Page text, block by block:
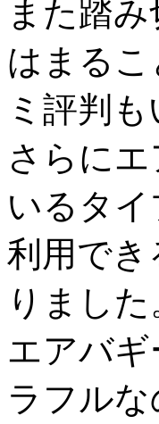
また踏
はまる
ミ評判
さらに
いるタ
利用で
りました
エアバ
ラフル